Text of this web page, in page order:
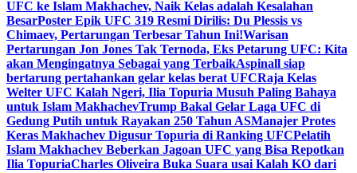
UFC ke Islam Makhachev, Naik Kelas adalah Kesalahan
BesarPoster Epik UFC 319 Resmi Dirilis: Du Plessis vs
Chimaev, Pertarungan Terbesar Tahun Ini!Warisan
Pertarungan Jon Jones Tak Ternoda, Eks Petarung UFC: Kita
akan Mengingatnya Sebagai yang TerbaikAspinall siap
bertarung pertahankan gelar kelas berat UFCRaja Kelas
Welter UFC Kalah Ngeri, Ilia Topuria Musuh Paling Bahaya
untuk Islam MakhachevTrump Bakal Gelar Laga UFC di
Gedung Putih untuk Rayakan 250 Tahun ASManajer Protes
Keras Makhachev Digusur Topuria di Ranking UFCPelatih
Islam Makhachev Beberkan Jagoan UFC yang Bisa Repotkan
Ilia TopuriaCharles Oliveira Buka Suara usai Kalah KO dari